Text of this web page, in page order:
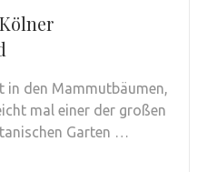
in den Mammutbäumen,
mal einer der großen
Garten …